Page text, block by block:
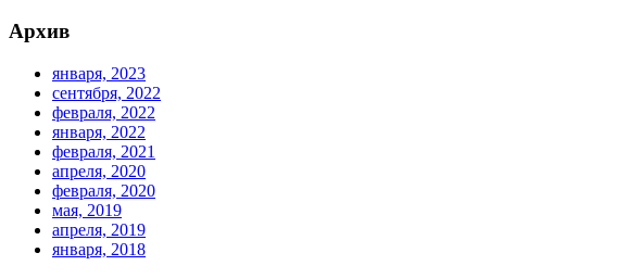
Архив
января, 2023
сентября, 2022
февраля, 2022
января, 2022
февраля, 2021
апреля, 2020
февраля, 2020
мая, 2019
апреля, 2019
января, 2018